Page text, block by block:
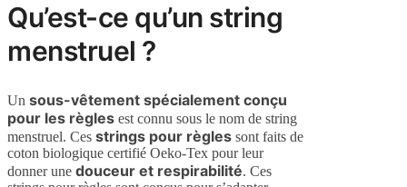
Qu’est-ce qu’un string
menstruel ?
Un sous-vêtement spécialement conçu
pour les règles est connu sous le nom de string
menstruel. Ces strings pour règles sont faits de
coton biologique certifié Oeko-Tex pour leur
donner une douceur et respirabilité. Ces